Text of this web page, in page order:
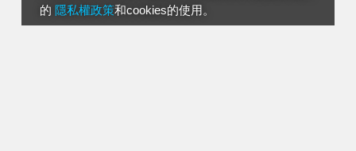
的 隱私權政策和cookies的使用。